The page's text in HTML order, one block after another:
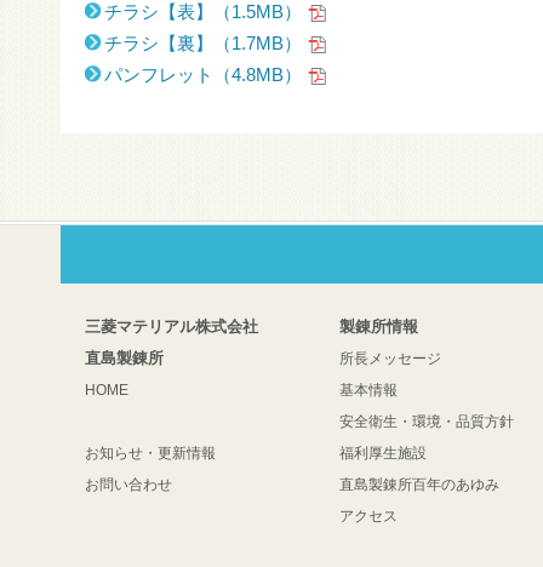
チラシ【表】（1.5MB）
チラシ【裏】（1.7MB）
パンフレット（4.8MB）
三菱マテリアル株式会社
直島製錬所
HOME
お知らせ・更新情報
お問い合わせ
製錬所情報
所長メッセージ
基本情報
安全衛生・環境・品質方針
福利厚生施設
直島製錬所百年のあゆみ
アクセス